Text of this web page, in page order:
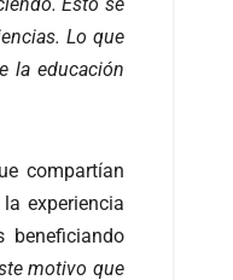
Lo que
la educación
compartían
experiencia
beneficiando
motivo que